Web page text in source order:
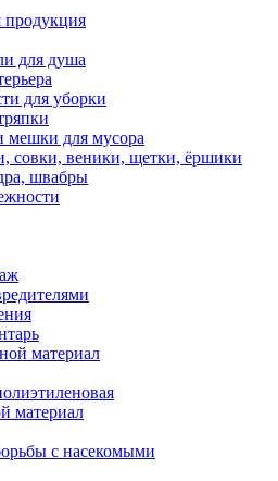
продукция
для душа
для уборки
мешки для мусора
совки, веники, щетки, ёршики
швабры
материал
материал
с насекомыми